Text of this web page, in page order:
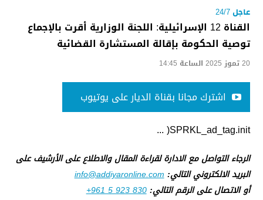
عاجل 24/7
القناة 12 الإسرائيلية: اللجنة الوزارية أقرت بالإجماع
توصية الحكومة بإقالة المستشارة القضائية
20 تموز 2025 الساعة 14:45
اشترك مجانا بقناة الديار على يوتيوب
SPRKL_ad_tag.init( ...
الرجاء التواصل مع الادارة لقراءة المقال والاطلاع على الأرشيف على
البريد الالكتروني التالي:info@addiyaronline.com
أو الاتصال على الرقم التالي:+961 5 923 830